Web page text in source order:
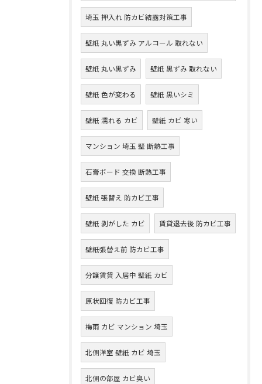
埼玉 押入れ 防カビ結露対策工事
壁紙 丸い黒ずみ アルコール 取れない
壁紙 丸い黒ずみ 壁紙 黒ずみ 取れない
壁紙 色が変わる 壁紙 黒いシミ
壁紙 濡れる カビ 壁紙 カビ 寒い
マンション 埼玉 壁 断熱工事
石膏ボード 交換 断熱工事
壁紙 張替え 防カビ工事
壁紙 剥がした カビ 賃貸退去後 防カビ工事
壁紙張替え前 防カビ工事
分譲賃貸 入居中 壁紙 カビ
原状回復 防カビ工事
梅雨 カビ マンション 埼玉
北側洋室 壁紙 カビ 埼玉
北側の部屋 カビ臭い